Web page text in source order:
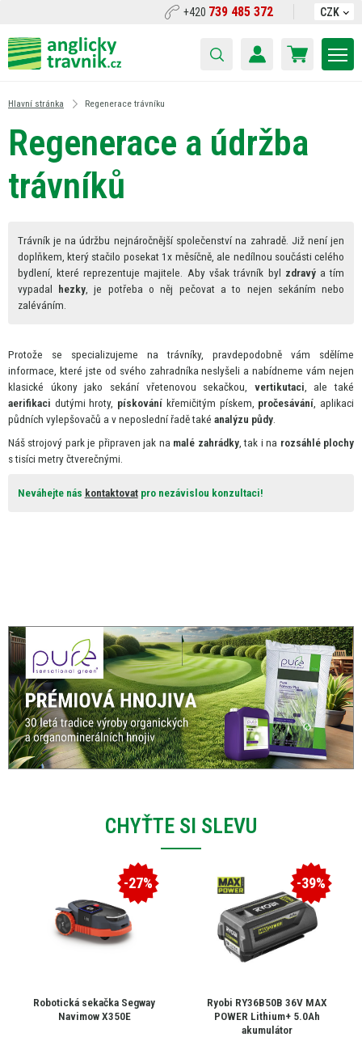
+420 739 485 372 CZK
Hlavní stránka Regenerace trávníku
Regenerace a údržba
trávníků
Trávník jena údržbu nejnáročnější společenstvína zahradě. Již není jen
doplňkem, který stačilo posekat1x měsíčně, ale nedílnou součásti celého
bydlení, které reprezentuje majitele. Aby však trávník byl zdravý a tím
vypadal hezky ,je potřebaoněj pečovat ato nejen sekáním nebo
zaléváním.
Protože se specializujeme natrávníky, pravdepodobně vám sdělíme
informace, které jste od svého zahradníka neslyšeli anabídneme vám nejen
klasické úkony jako sekání vřetenovou sekačkou, vertikutaci , ale také
aerifikaci dutými hroty, pískování křemičitým pískem, pročesávání , aplikaci
půdních vylepšovačů a v neposlední řadě také analýzu půdy
Náš strojový parkje připraven jak na malé zahrádky, tak ina rozsáhlé plochy
stisíci metry čtverečnými.
Neváhejte nás kontaktovatpro nezávislou konzultaci!
CHYŤTE SI SLEVU
-27%
Robotická sekačka Segway
Navimow X350E
-39%
Ryobi RY36B50B 36V MAX
POWER Lithium+ 5.0Ah
akumulátor